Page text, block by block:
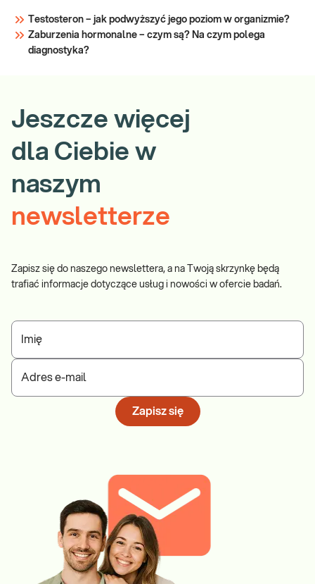
Testosteron – jak podwyższyć jego poziom w organizmie?
Zaburzenia hormonalne – czym są? Na czym polega
diagnostyka?
Jeszcze więcej
dla Ciebie w
naszym
newsletterze
Zapisz się do naszego newslettera, a na Twoją skrzynkę będą
trafiać informacje dotyczące usług i nowości w ofercie badań.
Imię
Adres e-mail
Zapisz się